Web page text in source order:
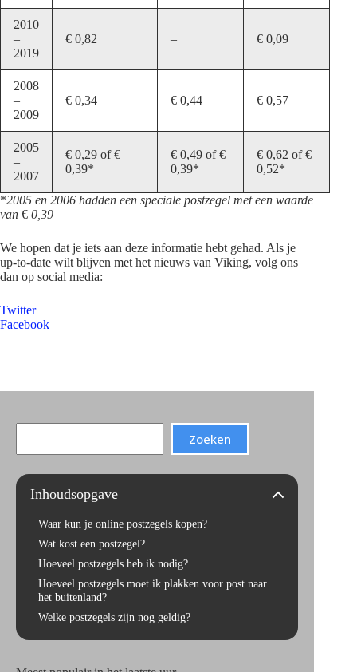
2010
–
2019
€ 0,82 – € 0,09
2008
–
2009
€ 0,34 € 0,44 € 0,57
2005
–
2007
€ 0,29 of €
0,39*
€ 0,49 of €
0,39*
€ 0,62 of €
0,52*
*2005 en 2006 hadden een speciale postzegel met een waarde
van € 0,39
We hopen dat je iets aan deze informatie hebt gehad. Als je
up-to-date wilt blijven met het nieuws van Viking, volg ons
dan op social media:
Twitter
Facebook
Zoeken
Inhoudsopgave
Waar kun je online postzegels kopen?
Wat kost een postzegel?
Hoeveel postzegels heb ik nodig?
Hoeveel postzegels moet ik plakken voor post naar
het buitenland?
Welke postzegels zijn nog geldig?